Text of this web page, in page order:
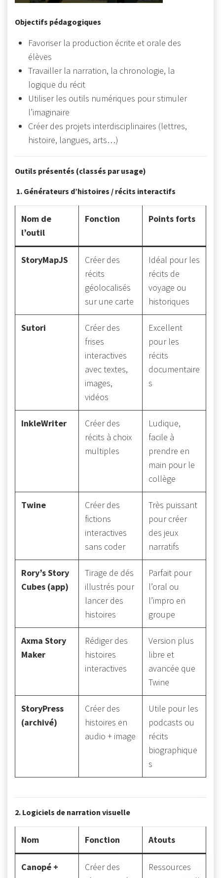
Objectifs pédagogiques
Favoriser la production écrite et orale des
élèves
Travailler la narration, la chronologie, la
logique du récit
Utiliser les outils numériques pour stimuler
l’imaginaire
Créer des projets interdisciplinaires (lettres,
histoire, langues, arts…)
Outils présentés (classés par usage)
1. Générateurs d’histoires / récits interactifs
Nom de
l’outil
Fonction Points forts
StoryMapJS
Créer des
récits
géolocalisés
sur une carte
Idéal pour les
récits de
voyage ou
historiques
Sutori
Créer des
frises
interactives
avec textes,
images,
vidéos
Excellent
pour les
récits
documentaire
s
InkleWriter
Créer des
récits à choix
multiples
Ludique,
facile à
prendre en
main pour le
collège
Twine
Créer des
fictions
interactives
sans coder
Très puissant
pour créer
des jeux
narratifs
Rory’s Story
Cubes (app)
Tirage de dés
illustrés pour
lancer des
histoires
Parfait pour
l’oral ou
l’impro en
groupe
Axma Story
Maker
Rédiger des
histoires
interactives
Version plus
libre et
avancée que
Twine
StoryPress
(archivé)
Créer des
histoires en
audio + image
Utile pour les
podcasts ou
récits
biographique
s
2. Logiciels de narration visuelle
Nom Fonction Atouts
Canopé +
Créer des
Ressources